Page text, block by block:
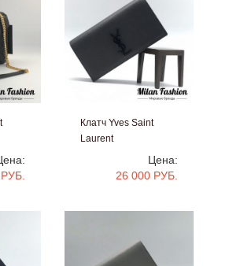
Клатч Yves Saint
Laurent
Цена:
26 000 РУБ.